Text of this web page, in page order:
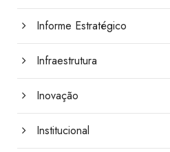
Informe Estratégico
Infraestrutura
Inovação
Institucional